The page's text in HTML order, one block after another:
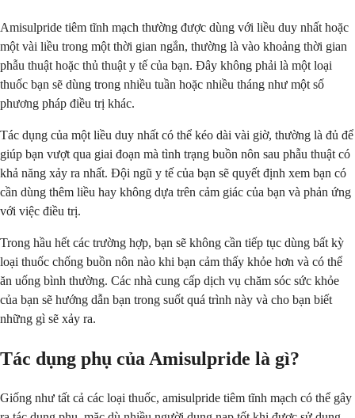
Amisulpride tiêm tĩnh mạch thường được dùng với liều duy nhất hoặc
một vài liều trong một thời gian ngắn, thường là vào khoảng thời gian
phẫu thuật hoặc thủ thuật y tế của bạn. Đây không phải là một loại
thuốc bạn sẽ dùng trong nhiều tuần hoặc nhiều tháng như một số
phương pháp điều trị khác.
Tác dụng của một liều duy nhất có thể kéo dài vài giờ, thường là đủ để
giúp bạn vượt qua giai đoạn mà tình trạng buồn nôn sau phẫu thuật có
khả năng xảy ra nhất. Đội ngũ y tế của bạn sẽ quyết định xem bạn có
cần dùng thêm liều hay không dựa trên cảm giác của bạn và phản ứng
với việc điều trị.
Trong hầu hết các trường hợp, bạn sẽ không cần tiếp tục dùng bất kỳ
loại thuốc chống buồn nôn nào khi bạn cảm thấy khỏe hơn và có thể
ăn uống bình thường. Các nhà cung cấp dịch vụ chăm sóc sức khỏe
của bạn sẽ hướng dẫn bạn trong suốt quá trình này và cho bạn biết
những gì sẽ xảy ra.
Tác dụng phụ của Amisulpride là gì?
Giống như tất cả các loại thuốc, amisulpride tiêm tĩnh mạch có thể gây